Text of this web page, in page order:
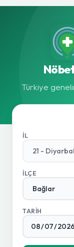
Türkiye
İL
İLÇE
TARIH